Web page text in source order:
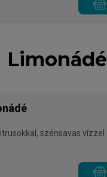
Limonádé
szénsavas vízzel